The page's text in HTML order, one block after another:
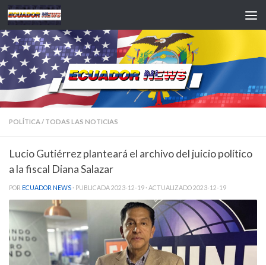
Saltar al contenido
POLÍTICA/ TODAS LAS NOTICIAS
Lucio Gutiérrez planteará el archivo del juicio político
a la fiscal Diana Salazar
POR ECUADOR NEWS · PUBLICADA2023-12-19 · ACTUALIZADO2023-12-19